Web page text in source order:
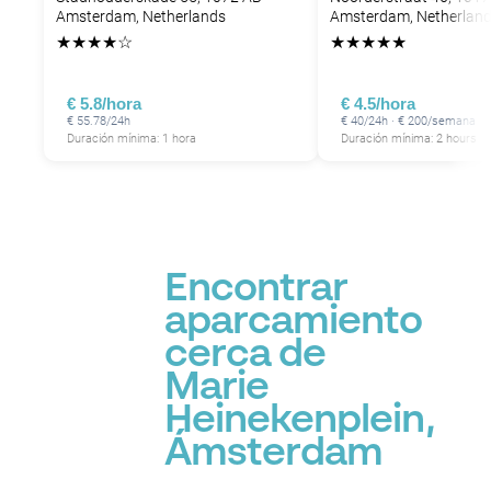
P
P
Amsterdam, Netherlands
★★★★☆
€ 5.8/hora
€ 55.78/24h
Duración mínima: 1 hora
Amsterdam,
★★★★★
€ 4.5/hora
€ 40/24h · € 200/semana
Duración mínima: 2 hours
Encontrar
aparcamiento
cerca de
Marie
Heinekenplein,
Ámsterdam